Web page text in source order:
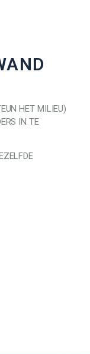
HET MILIEU)
IN TE